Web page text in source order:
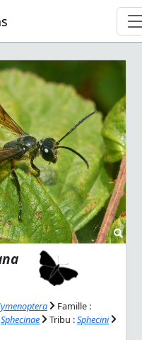
Famille :
Sphecinae Tribu :Sphecini